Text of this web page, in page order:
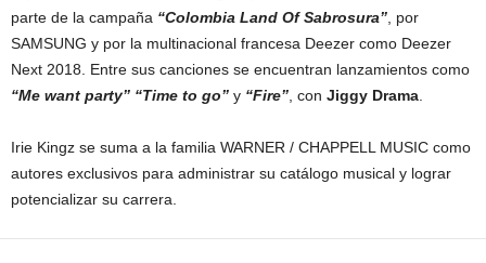
parte de la campaña “Colombia Land Of Sabrosura” , por
SAMSUNG y por la multinacional francesa Deezer como Deezer
Next 2018. Entre sus canciones se encuentran lanzamientos como
“Me want party” “Time to go” y “Fire” , con Jiggy Drama
Irie Kingz se suma a la familia WARNER / CHAPPELL MUSIC como
autores exclusivos para administrar su catálogo musical y lograr
potencializar su carrera.